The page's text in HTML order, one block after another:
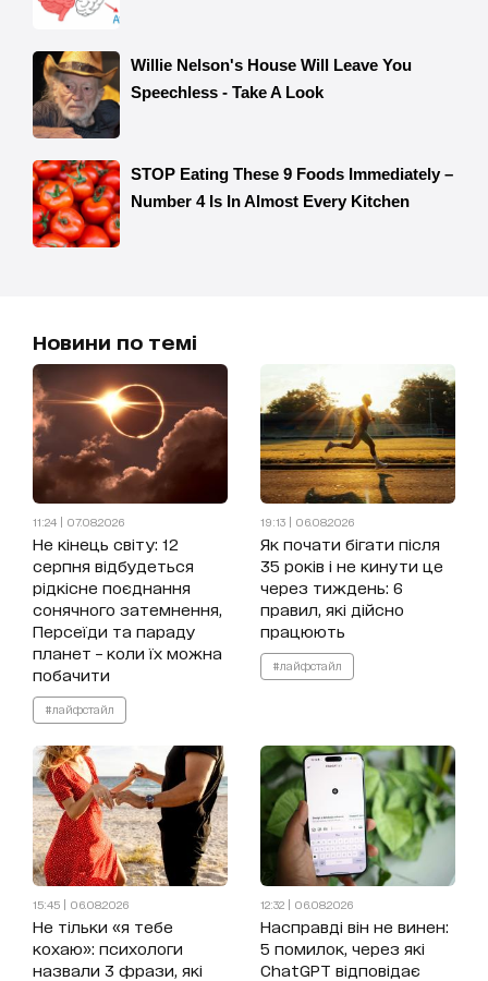
Новини по темі
11:24 | 07.08.2026
Не кінець світу: 12
серпня відбудеться
рідкісне поєднання
сонячного затемнення,
Персеїди та параду
планет – коли їх можна
побачити
#лайфстайл
19:13 | 06.08.2026
Як почати бігати після
35 років і не кинути це
через тиждень: 6
правил, які дійсно
працюють
#лайфстайл
15:45 | 06.08.2026
Не тільки «я тебе
кохаю»: психологи
назвали 3 фрази, які
12:32 | 06.08.2026
Насправді він не винен:
5 помилок, через які
ChatGPT відповідає